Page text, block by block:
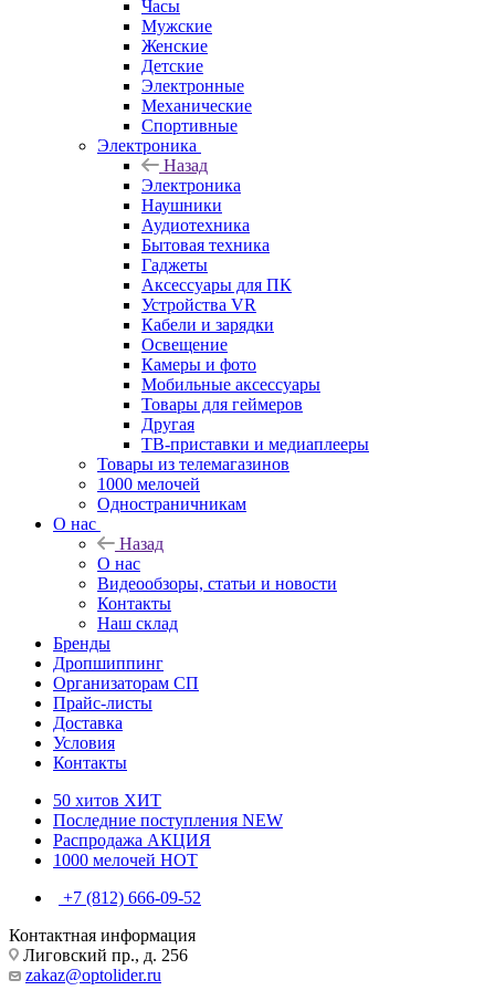
Часы
Мужские
Женские
Детские
Электронные
Механические
Спортивные
Электроника
Назад
Электроника
Наушники
Аудиотехника
Бытовая техника
Гаджеты
Аксессуары для ПК
Устройства VR
Кабели и зарядки
Освещение
Камеры и фото
Мобильные аксессуары
Товары для геймеров
Другая
ТВ-приставки и медиаплееры
Товары из телемагазинов
1000 мелочей
Одностраничникам
О нас
Назад
О нас
Видеообзоры, статьи и новости
Контакты
Наш склад
Бренды
Дропшиппинг
Организаторам СП
Прайс-листы
Доставка
Условия
Контакты
50 хитов ХИТ
Последние поступления NEW
Распродажа АКЦИЯ
1000 мелочей HOT
+7 (812) 666-09-52
Контактная информация
Лиговский пр., д. 256
zakaz@optolider.ru